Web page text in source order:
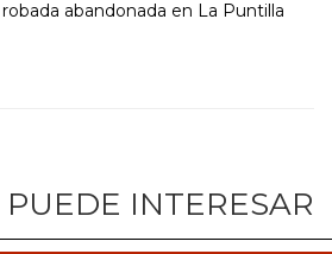
robada abandonada en La Puntilla
INTERESAR